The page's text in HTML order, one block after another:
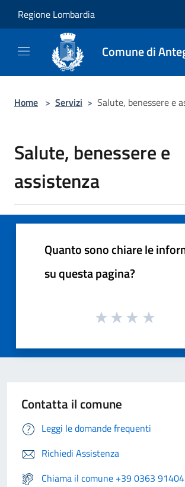
Regione Lombardia
Comune di
Home > Servizi > Salute, benessere e
Salute, benessere e
assistenza
Quanto sono chiare le
su questa pagina?
Contatta il comune
Leggi le domande frequenti
Richiedi Assistenza
Chiama il comune +39 0363